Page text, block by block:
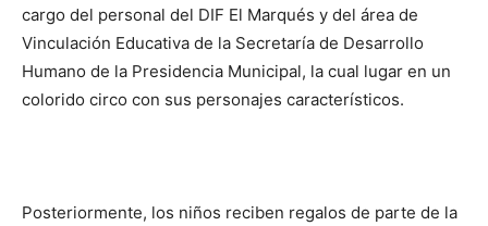
cargo del personal del DIF El Marqués y del área de
Vinculación Educativa de la Secretaría de Desarrollo
Humano de la Presidencia Municipal, la cual lugar en un
colorido circo con sus personajes característicos.
Posteriormente, los niños reciben regalos de parte de la